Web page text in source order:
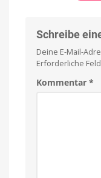
Schreibe
Deine E-Mail-
Erforderliche
Kommentar *